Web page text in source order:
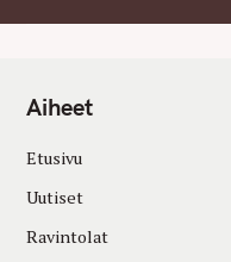
Aiheet
Etusivu
Uutiset
Ravintolat